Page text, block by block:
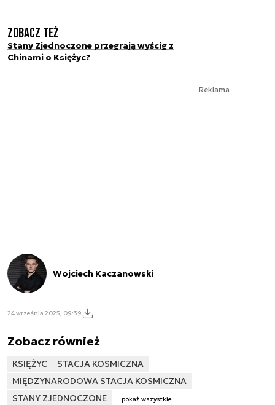
Zobacz też
Stany Zjednoczone przegrają wyścig z
Chinami o Księżyc?
Reklama
Wojciech Kaczanowski
24 września 2025, 09:39
Zobacz również
KSIĘŻYC
STACJA KOSMICZNA
MIĘDZYNARODOWA STACJA KOSMICZNA
STANY ZJEDNOCZONE
pokaż wszystkie